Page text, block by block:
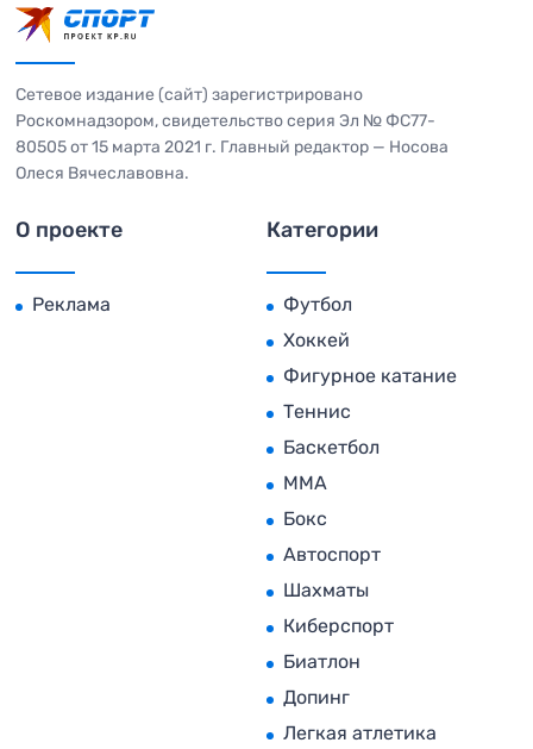
Сетевое издание (сайт) зарегистрировано
Роскомнадзором, свидетельство серия Эл № ФС77-
80505 от 15 марта 2021 г. Главный редактор — Носова
Олеся Вячеславовна.
О проекте
Реклама
Категории
Футбол
Хоккей
Фигурное катание
Теннис
Баскетбол
MMA
Бокс
Автоспорт
Шахматы
Киберспорт
Биатлон
Допинг
Легкая атлетика